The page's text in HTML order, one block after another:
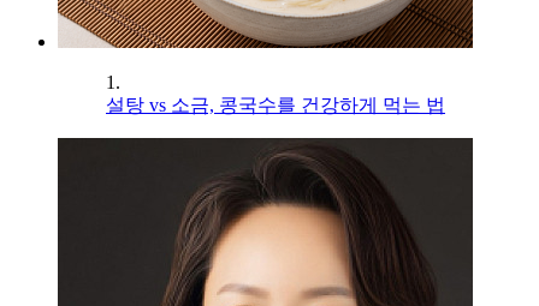
1.
설탕 vs 소금, 콩국수를 건강하게 먹는 법